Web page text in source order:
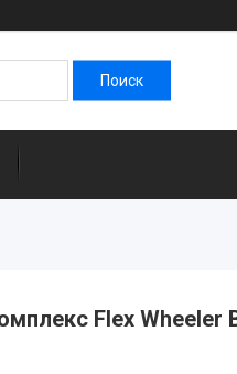
Flex Wheeler